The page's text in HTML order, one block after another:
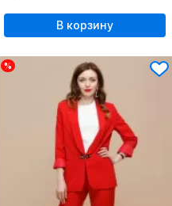
В корзину
%